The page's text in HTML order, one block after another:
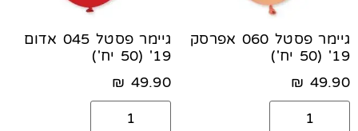
גיימר פסטל 060 אפרסק
19' (50 יח')
49.90
₪
גיימר פסטל 045 אדום
19' (50 יח')
49.90
₪